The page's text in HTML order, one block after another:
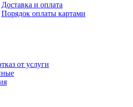
Доставка и оплата
Порядок оплаты картами
от услуги